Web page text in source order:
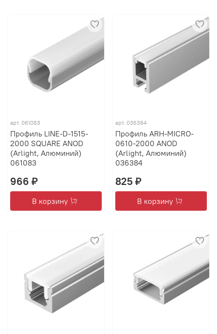
арт. 061083
Профиль LINE-D-1515-
2000 SQUARE ANOD
(Arlight, Алюминий)
061083
966 ₽
В корзину
арт. 036384
Профиль ARH-MICRO-
0610-2000 ANOD
(Arlight, Алюминий)
036384
825 ₽
В корзину